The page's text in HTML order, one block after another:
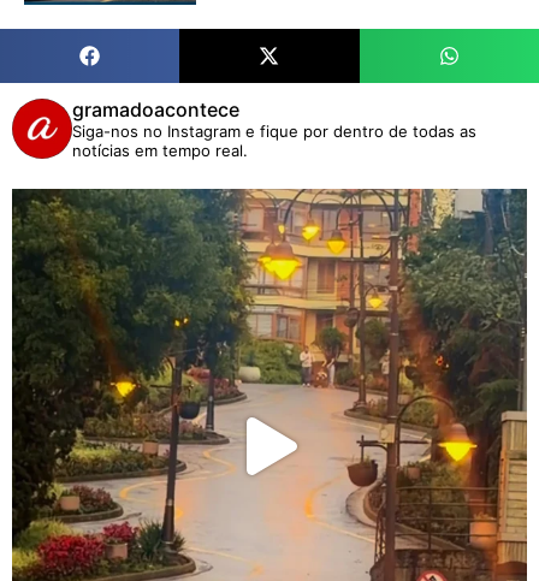
gramadoacontece
Siga-nos no Instagram e fique por dentro de todas as
notícias em tempo real.